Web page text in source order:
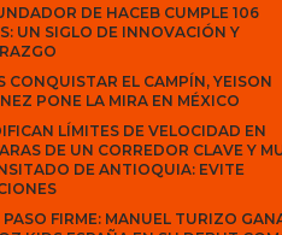
DE HACEB CUMPLE 106
UN SIGLO DE INNOVACIÓN Y
CONQUISTAR EL CAMPÍN, YEISON
PONE LA MIRA EN MÉXICO
LÍMITES DE VELOCIDAD EN
DE UN CORREDOR CLAVE Y
DE ANTIOQUIA: EVITE
PASO FIRME: MANUEL TURIZO